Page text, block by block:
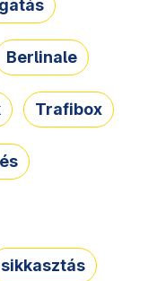
Berlinale
Trafibox
sikkasztás